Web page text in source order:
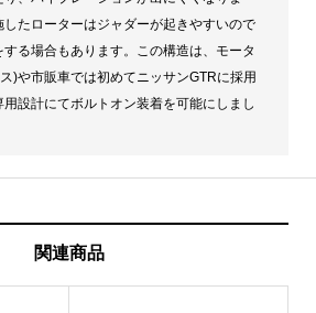
たローターはジャダーが起きやすいので
る場合もあります。この構造は、モータ
)や市販車では初めてニッサンGTRに採用
設計にてボルトオン装着を可能にしまし
関連商品